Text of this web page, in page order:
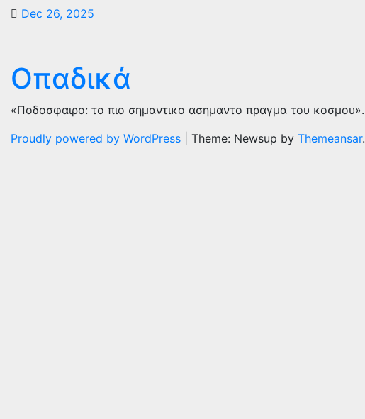
Dec 26, 2025
Οπαδικά
«Ποδοσφαιρο: το πιο σημαντικο ασημαντο πραγμα του κοσμου».
Proudly powered by WordPress
Theme: Newsup by Themeansar.